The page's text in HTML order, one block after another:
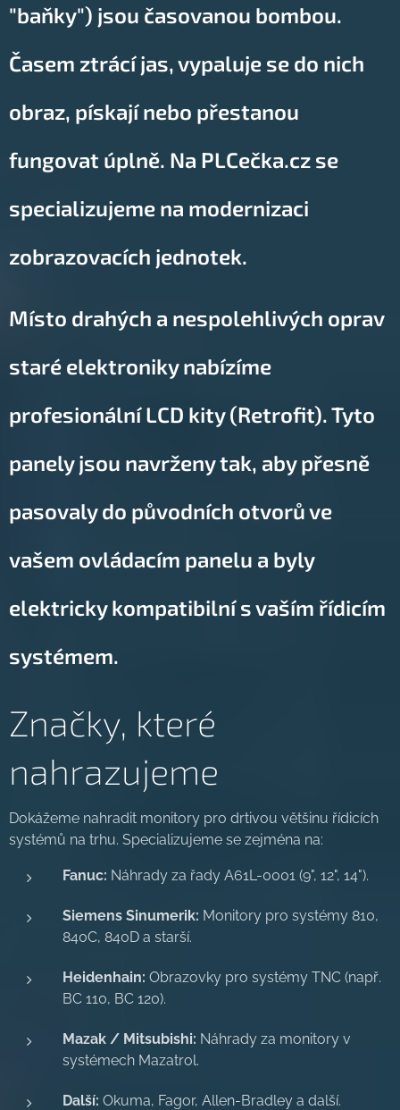
"baňky") jsou časovanou bombou.
Časem ztrácí jas, vypaluje se do nich
obraz, pískají nebo přestanou
fungovat úplně. Na PLCečka.cz se
specializujeme na modernizaci
zobrazovacích jednotek.
Místo drahých a nespolehlivých oprav
staré elektroniky nabízíme
profesionální LCD kity (Retrofit). Tyto
panely jsou navrženy tak, aby přesně
pasovaly do původních otvorů ve
vašem ovládacím panelu a byly
elektricky kompatibilní s vaším řídicím
systémem.
Značky, které
nahrazujeme
Dokážeme nahradit monitory pro drtivou většinu řídicích
systémů na trhu. Specializujeme se zejména na:
Fanuc: Náhrady za řady A61L-0001 (9", 12", 14").
Siemens Sinumerik: Monitory pro systémy 810,
840C, 840D a starší.
Heidenhain: Obrazovky pro systémy TNC (např.
BC 110, BC 120).
Mazak / Mitsubishi: Náhrady za monitory v
systémech Mazatrol.
Další: Okuma, Fagor, Allen-Bradley a další.